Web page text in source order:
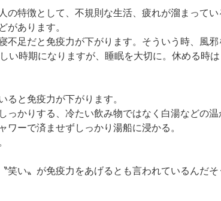
の特徴として、不規則な生活、疲れが溜まって
があります。
不足だと免疫力が下がります。そういう時、風邪
い時期になりますが、睡眠を大切に。休める時
ると免疫力が下がります。
っかりする、冷たい飲み物ではなく白湯などの
ワーで済ませずしっかり湯船に浸かる。
笑い〟が免疫力をあげるとも言われているんだそ